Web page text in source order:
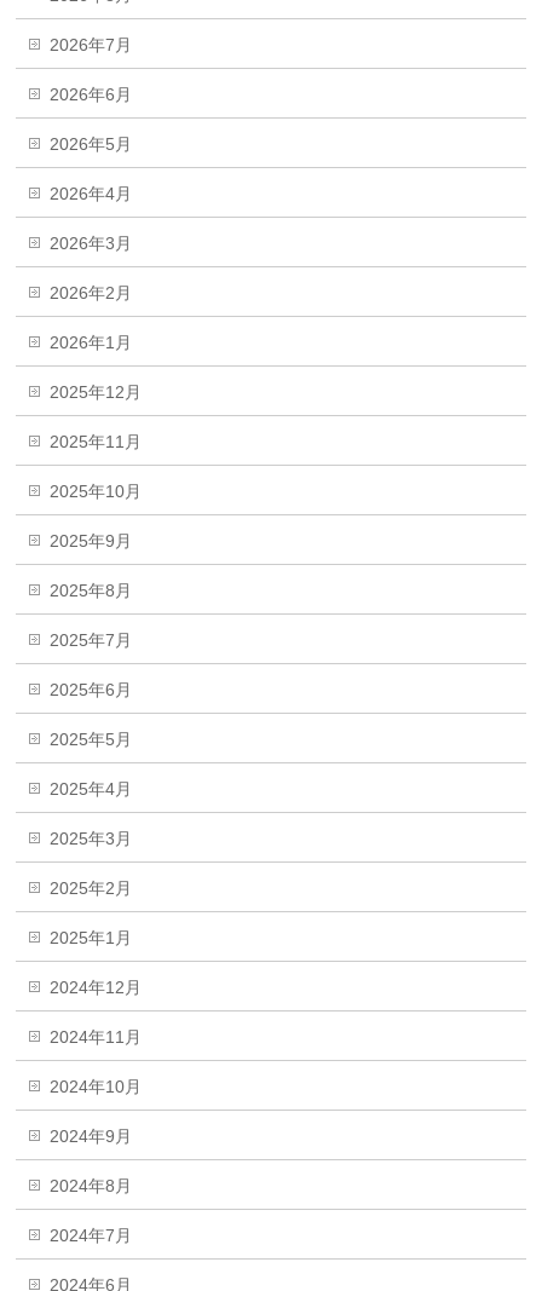
2026年7月
2026年6月
2026年5月
2026年4月
2026年3月
2026年2月
2026年1月
2025年12月
2025年11月
2025年10月
2025年9月
2025年8月
2025年7月
2025年6月
2025年5月
2025年4月
2025年3月
2025年2月
2025年1月
2024年12月
2024年11月
2024年10月
2024年9月
2024年8月
2024年7月
2024年6月